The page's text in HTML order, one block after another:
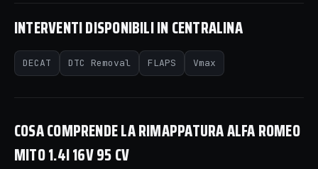
INTERVENTI DISPONIBILI IN CENTRALINA
DECAT DTC Removal FLAPS Vmax
COSA COMPRENDE LA RIMAPPATURA ALFA ROMEO
MITO 1.4I 16V 95 CV